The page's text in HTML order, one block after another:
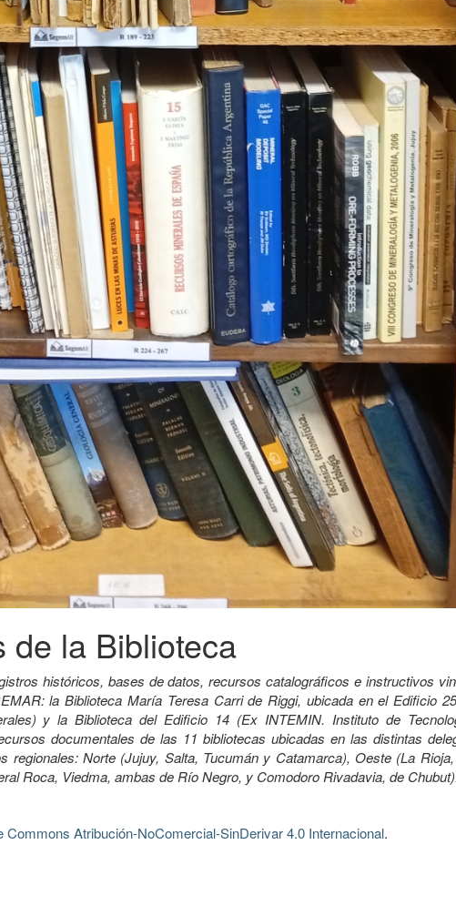
de la Biblioteca
históricos, bases de datos, recursos catalográficos e instructivos
la Biblioteca María Teresa Carri de Riggi, ubicada en el Edificio
y la Biblioteca del Edificio 14 (Ex INTEMIN. Instituto de
documentales de las 11 bibliotecas ubicadas en las distintas
regionales: Norte (Jujuy, Salta, Tucumán y Catamarca), Oeste (La
Roca, Viedma, ambas de Río Negro, y Comodoro Rivadavia, de
Commons Atribución-NoComercial-SinDerivar 4.0 Internacional.